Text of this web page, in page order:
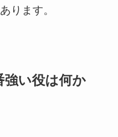
ります。
強い役は何か